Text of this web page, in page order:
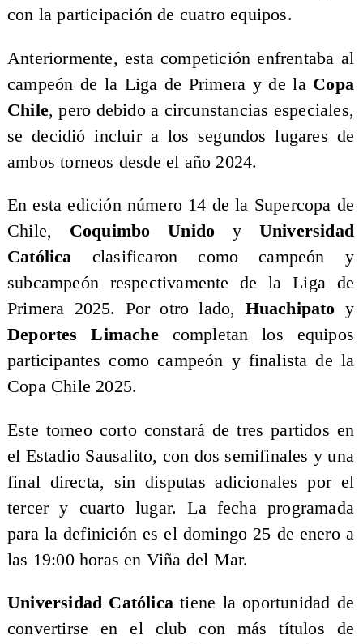
con la participación de cuatro equipos.
Anteriormente, esta competición enfrentaba al
campeón de la Liga de Primera y de la Copa
Chile, pero debido a circunstancias especiales,
se decidió incluir a los segundos lugares de
ambos torneos desde el año 2024.
En esta edición número 14 de la Supercopa de
Chile, Coquimbo Unido y Universidad
Católica clasificaron como campeón y
subcampeón respectivamente de la Liga de
Primera 2025. Por otro lado, Huachipato y
Deportes Limachecompletan los equipos
participantes como campeón y finalista de la
Copa Chile 2025.
Este torneo corto constará de tres partidos en
el Estadio Sausalito, con dos semifinales y una
final directa, sin disputas adicionales por el
tercer y cuarto lugar. La fecha programada
para la definición es el domingo 25 de enero a
las 19:00 horas en Viña del Mar.
Universidad Católica tiene la oportunidad de
convertirse en el club con más títulos de